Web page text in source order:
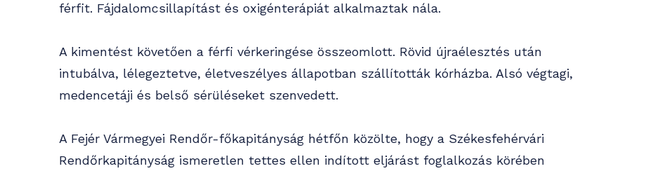
férfit. Fájdalomcsillapítást és oxigénterápiát alkalmaztak nála.
A kimentést követően a férfi vérkeringése összeomlott. Rövid újraélesztés után
intubálva, lélegeztetve, életveszélyes állapotban szállították kórházba. Alsó végtagi,
medencetáji és belső sérüléseket szenvedett.
A Fejér Vármegyei Rendőr-főkapitányság hétfőn közölte, hogy a Székesfehérvári
Rendőrkapitányság ismeretlen tettes ellen indított eljárást foglalkozás körében